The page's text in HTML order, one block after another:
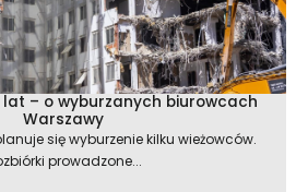
lat – o wyburzanych biurowcach
Warszawy
się wyburzenie kilku wieżowców.
prowadzone...